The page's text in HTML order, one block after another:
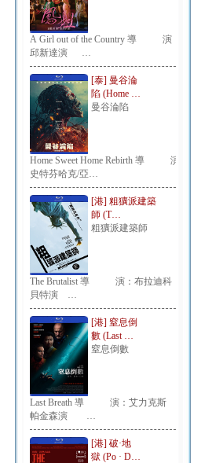
A Girl out of the Country 導 演：
邱新達演 …
[泰] 曼谷淪
陷 (Home …
曼谷淪陷
Home Sweet Home Rebirth 導 演：
史特芬哈克/亞…
[港] 粗獷派建築
師 (T…
粗獷派建築師
The Brutalist 導 演：布拉迪科
貝特演 …
[港] 窒息倒
數 (Last …
窒息倒數
Last Breath 導 演：艾力克斯
帕金森演 …
[港] 破·地
獄 (Po · D…